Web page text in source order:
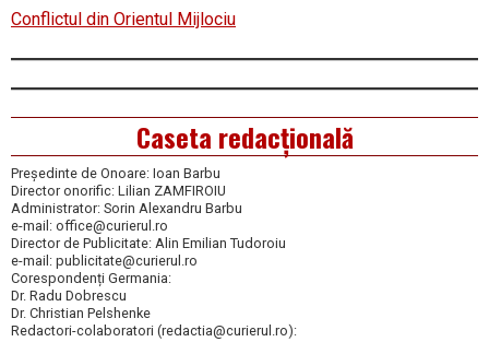
Conflictul din Orientul Mijlociu
Caseta redacțională
Președinte de Onoare: Ioan Barbu
Director onorific: Lilian ZAMFIROIU
Administrator: Sorin Alexandru Barbu
e-mail: office@curierul.ro
Director de Publicitate: Alin Emilian Tudoroiu
e-mail: publicitate@curierul.ro
Corespondenți Germania:
Dr. Radu Dobrescu
Dr. Christian Pelshenke
Redactori-colaboratori (redactia@curierul.ro):